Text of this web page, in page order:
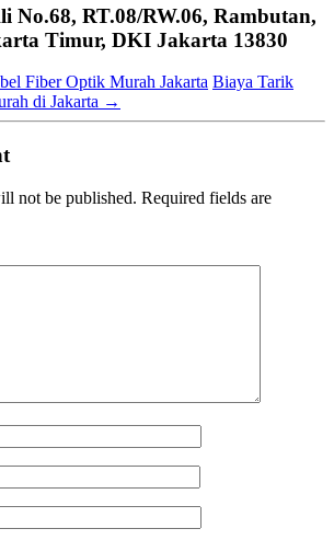
No.68, RT.08/RW.06, Rambutan,
Timur, DKI Jakarta 13830
Fiber Optik Murah Jakarta Biaya Tarik
di Jakarta →
not be published. Required fields are